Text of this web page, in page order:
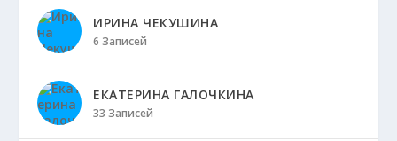
ИРИНА ЧЕКУШИНА
6 Записей
ЕКАТЕРИНА ГАЛОЧКИНА
33 Записей